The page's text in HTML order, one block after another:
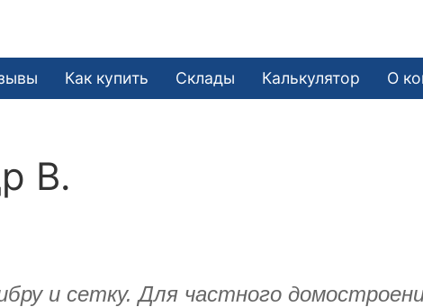
Как купить Склады Калькулятор О
В.
и сетку. Для частного